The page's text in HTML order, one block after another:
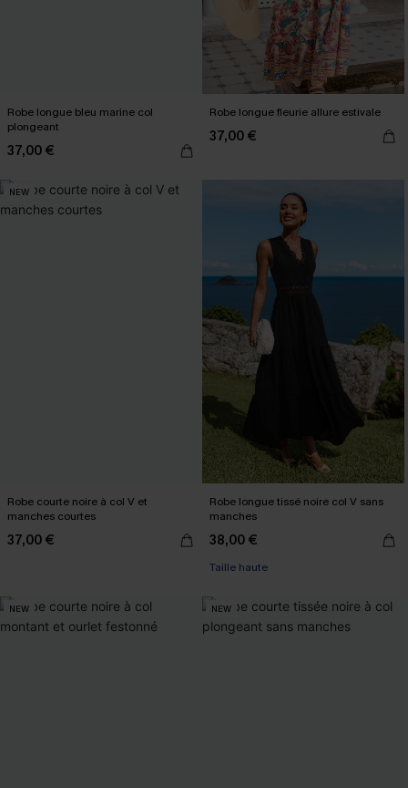
Robe longue bleu marine col
plongeant
37,00 €
Robe longue fleurie allure estivale
37,00 €
NEW
Robe courte noire à col V et
manches courtes
37,00 €
Robe longue tissé noire col V sans
manches
38,00 €
Taille haute
NEW NEW